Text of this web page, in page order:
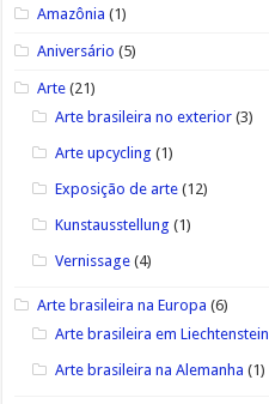
Amazônia (1)
Aniversário (5)
Arte (21)
Arte brasileira no exterior (3)
Arte upcycling (1)
Exposição de arte (12)
Kunstausstellung (1)
Vernissage (4)
Arte brasileira na Europa (6)
Arte brasileira em Liechtenstein
Arte brasileira na Alemanha (1)